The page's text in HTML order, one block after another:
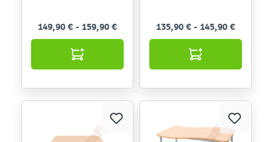
149,90 € - 159,90 € 135,90 € - 145,90 €